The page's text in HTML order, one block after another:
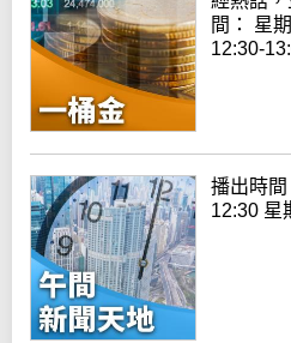
間： 星
12:30-
播出時
12:30 星